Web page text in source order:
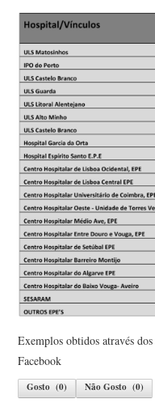
POLÍTICA DE
PRIVACIDADE
Exemplos obtidos através
Facebook
Gosto (0) Não Gosto (0)